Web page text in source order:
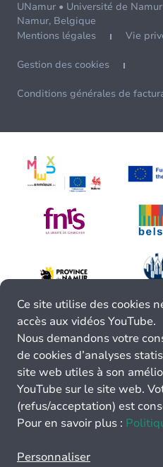
UNamur • Université de
Namur, Belgique
Mentions légales
Vie
Gestion des cookies
Conditions générales de
Ce site utilise des cookies
accès aux vidéos YouTube.
Nous demandons votre
de cookies d’analyses
site web utiles à son
YouTube sur le site web.
(refus/acceptation) est
Pour en savoir plus :
Personnaliser